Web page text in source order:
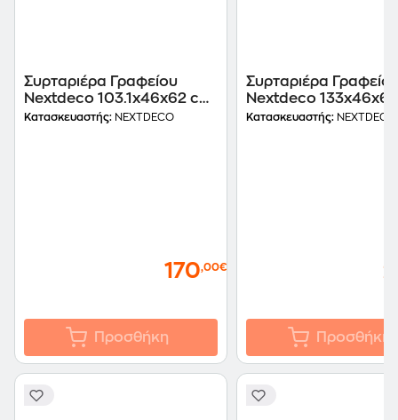
Συρταριέρα Γραφείου
Nextdeco 103.1x46x62 cm
- Γκρι
Κατασκευαστής: NEXTDECO
170,00€
Προσθήκη
Συρταριέρα
Nextdeco
Γκρι
Κατασκευαστής: NEXTDECO
Προσθήκη